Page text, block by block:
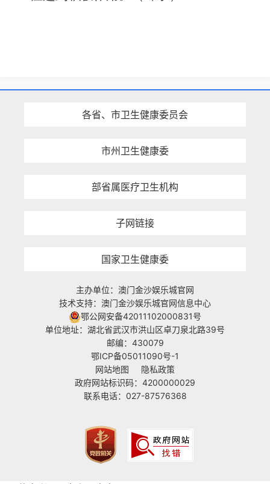
各省、市卫生健康委员会
市州卫生健康委
部省属医疗卫生机构
子网链接
国家卫生健康委
主办单位：澳门金沙娱乐城官网
技术支持：澳门金沙娱乐城官网信息中心
鄂公网安备42011102000831号
单位地址：湖北省武汉市洪山区卓刀泉北路39号
邮编：430079
鄂ICP备05011090号-1
网站地图
隐私政策
政府网站标识码：4200000029
联系电话：027-87576368